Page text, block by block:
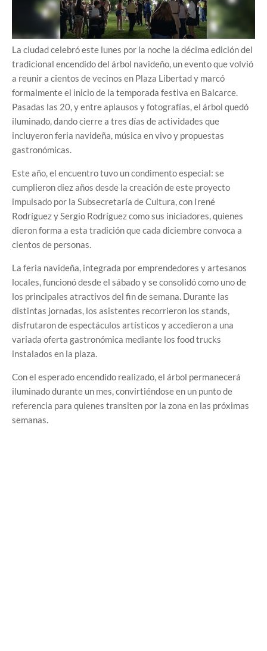
La ciudad celebró este lunes por la noche la décima edición del
tradicional encendido del árbol navideño, un evento que volvió
a reunir a cientos de vecinos en Plaza Libertad y marcó
formalmente el inicio de la temporada festiva en Balcarce.
Pasadas las 20, y entre aplausos y fotografías, el árbol quedó
iluminado, dando cierre a tres días de actividades que
incluyeron feria navideña, música en vivo y propuestas
gastronómicas.
Este año, el encuentro tuvo un condimento especial: se
cumplieron diez años desde la creación de este proyecto
impulsado por la Subsecretaría de Cultura, con Irené
Rodríguez y Sergio Rodríguez como sus iniciadores, quienes
dieron forma a esta tradición que cada diciembre convoca a
cientos de personas.
La feria navideña, integrada por emprendedores y artesanos
locales, funcionó desde el sábado y se consolidó como uno de
los principales atractivos del fin de semana. Durante las
distintas jornadas, los asistentes recorrieron los stands,
disfrutaron de espectáculos artísticos y accedieron a una
variada oferta gastronómica mediante los food trucks
instalados en la plaza.
Con el esperado encendido realizado, el árbol permanecerá
iluminado durante un mes, convirtiéndose en un punto de
referencia para quienes transiten por la zona en las próximas
semanas.